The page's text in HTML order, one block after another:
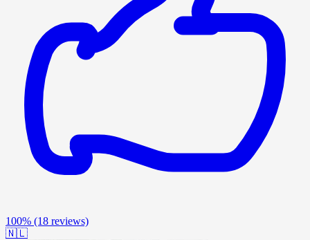
100% (18 reviews)
🇳🇱